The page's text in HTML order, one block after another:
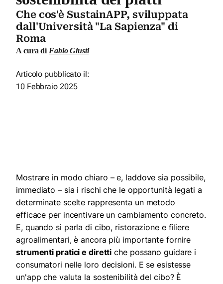
Che cos'è SustainAPP, sviluppata
dall'Università "La Sapienza" di
Roma
A cura di Fabio Giusti
Articolo pubblicato il:
10 Febbraio 2025
Mostrare in modo chiaro – e, laddove sia possibile,
immediato – sia i rischi che le opportunità legati a
determinate scelte rappresenta un metodo
efficace per incentivare un cambiamento concreto.
E, quando si parla di cibo, ristorazione e filiere
agroalimentari, è ancora più importante fornire
strumenti pratici e diretti che possano guidare i
consumatori nelle loro decisioni. E se esistesse
un'app che valuta la sostenibilità del cibo? È